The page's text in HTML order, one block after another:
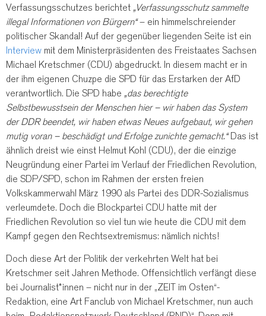
Verfassungsschutzes berichtet „Verfassungsschutz sammelte
illegal Informationen von Bürgern“– ein himmelschreiender
politischer Skandal! Auf der gegenüber liegenden Seite ist ein
Interview mit dem Ministerpräsidenten des Freistaates Sachsen
Michael Kretschmer (CDU) abgedruckt. In diesem macht er in
der ihm eigenen Chuzpe die SPD für das Erstarken der AfD
verantwortlich. Die SPD habe „das berechtigte
Selbstbewusstsein der Menschen hier – wir haben das System
der DDR beendet, wir haben etwas Neues aufgebaut, wir gehen
mutig voran – beschädigt und Erfolge zunichte gemacht.“Das ist
ähnlich dreist wie einst Helmut Kohl (CDU), der die einzige
Neugründung einer Partei im Verlauf der Friedlichen Revolution,
die SDP/SPD, schon im Rahmen der ersten freien
Volkskammerwahl März 1990 als Partei des DDR-Sozialismus
verleumdete. Doch die Blockpartei CDU hatte mit der
Friedlichen Revolution so viel tun wie heute die CDU mit dem
Kampf gegen den Rechtsextremismus: nämlich nichts!
Doch diese Art der Politik der verkehrten Welt hat bei
Kretschmer seit Jahren Methode. Offensichtlich verfängt diese
bei Journalist*innen – nicht nur in der „ZEIT im Osten“-
Redaktion, eine Art Fanclub von Michael Kretschmer, nun auch